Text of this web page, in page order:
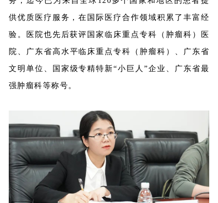
供优质医疗服务，在国际医疗合作领域积累了丰富经
验。医院也先后获评国家临床重点专科（肿瘤科）医
院、 广东省高水平临床重点专科（肿瘤科）、广东省
文明单位、国家级专精特新“小巨人”企业、广东省最
强肿瘤科等称号。